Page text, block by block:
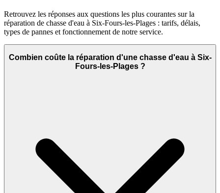
Retrouvez les réponses aux questions les plus courantes sur la
réparation de chasse d'eau à Six-Fours-les-Plages : tarifs, délais,
types de pannes et fonctionnement de notre service.
Combien coûte la réparation d'une chasse d'eau à Six-
Fours-les-Plages ?